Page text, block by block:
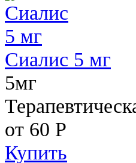
Сиалис 5 мг
5мг
от 60 Р
Купить